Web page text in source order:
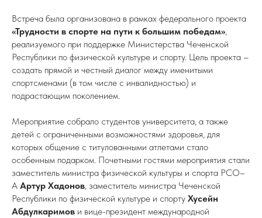
Встреча была организована в рамках федерального проекта
«Трудности в спорте на пути к большим победам»,
реализуемого при поддержке Министерства Чеченской
Республики по физической культуре и спорту. Цель проекта –
создать прямой и честный диалог между именитыми
спортсменами (в том числе с инвалидностью) и
подрастающим поколением.
Мероприятие собрало студентов университета, а также
детей с ограниченными возможностями здоровья, для
которых общение с титулованными атлетами стало
особенным подарком. Почетными гостями мероприятия стали
заместитель министра физической культуры и спорта РСО–
А Артур Хадонов, заместитель министра Чеченской
Республики по физической культуре и спорту Хусейн
Абдулкаримов и вице-президент международной